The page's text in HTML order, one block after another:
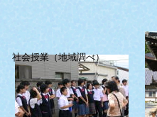
社会授業（地域調べ）